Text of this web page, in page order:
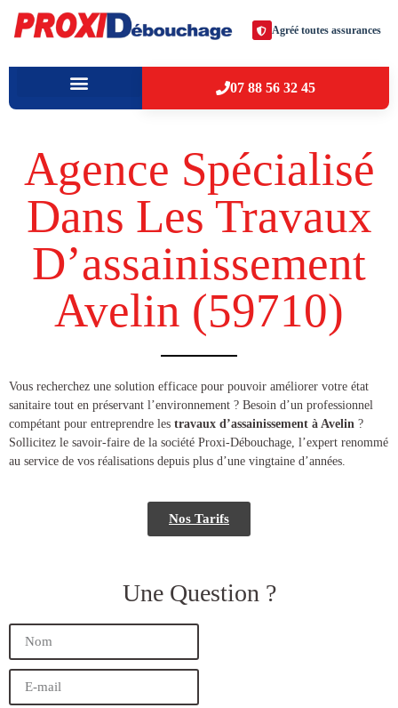
Agréé toutes assurances
07 88 56 32 45
Agence Spécialisé
Dans Les Travaux
D’assainissement
Avelin (59710​)
​​Vous recherchez une solution efficace pour pouvoir améliorer votre état
sanitaire tout en préservant l’environnement ? Besoin d’un professionnel
compétant pour entreprendre les travaux d’assainissement à Avelin ?
Sollicitez le savoir-faire de la société Proxi-Débouchage, l’expert renommé
au service de vos réalisations depuis plus d’une vingtaine d’années.
Nos Tarifs
Une Question ?